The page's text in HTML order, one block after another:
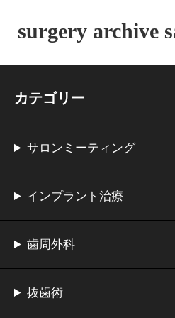
surgery archive
カテゴリー
サロンミーティング
インプラント治療
歯周外科
抜歯術